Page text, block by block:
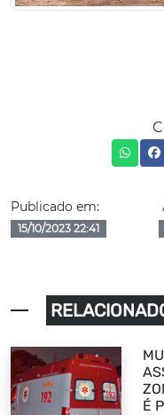
Publicado em:
15/10/2023 22:41
É